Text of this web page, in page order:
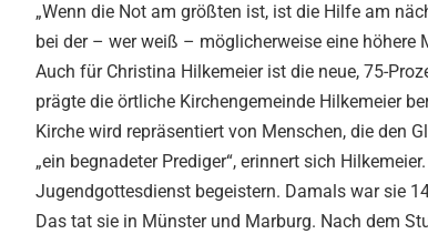
„Wenn die Not am größten ist, ist die Hilfe am
bei der – wer weiß – möglicherweise eine höhere
Auch für Christina Hilkemeier ist die neue, 75-
prägte die örtliche Kirchengemeinde Hilkemeier
Kirche wird repräsentiert von Menschen, die den
„ein begnadeter Prediger“, erinnert sich
Jugendgottesdienst begeistern. Damals war sie
Das tat sie in Münster und Marburg. Nach dem